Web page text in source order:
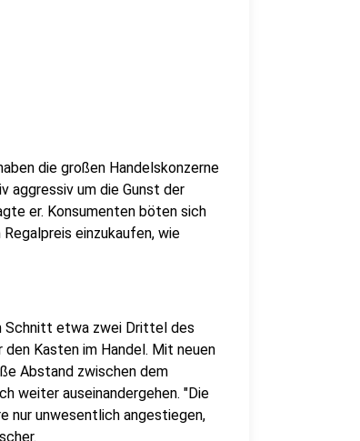
die großen Handelskonzerne
aggressiv um die Gunst der
er. Konsumenten böten sich
einzukaufen, wie
Schnitt etwa zwei Drittel des
Kasten im Handel. Mit neuen
Abstand zwischen dem
weiter auseinandergehen. "Die
nur unwesentlich angestiegen,